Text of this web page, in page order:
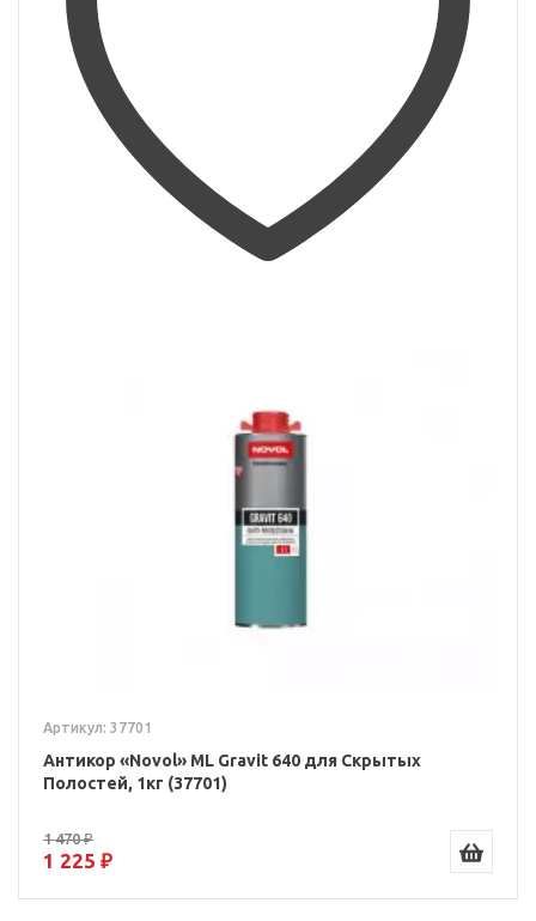
Артикул: 37701
Антикор «Novol» ML Gravit 640 для Скрытых
Полостей, 1кг (37701)
1 470 ₽
1 225 ₽